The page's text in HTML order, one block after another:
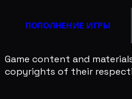
ПОПОЛНЕНИЕ ИГРЫ
Game content and
copyrights of their